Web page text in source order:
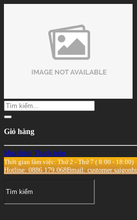
Giỏ hàng
Mua thêm Thanh toán
Thời gian làm việc: Thứ 2 - Thứ 7 ( 8:00 - 18:00)
Hotline: 0886.179.068Email: